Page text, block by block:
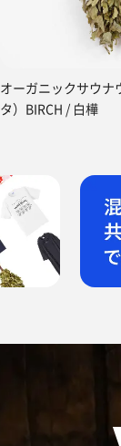
オーガニックサウナ
タ）BIRCH / 白樺